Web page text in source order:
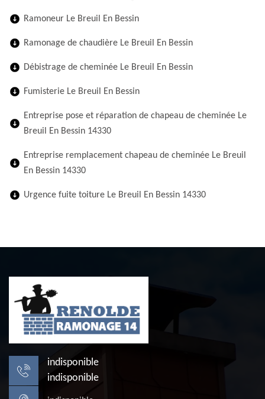
Ramoneur Le Breuil En Bessin
Ramonage de chaudière Le Breuil En Bessin
Débistrage de cheminée Le Breuil En Bessin
Fumisterie Le Breuil En Bessin
Entreprise pose et réparation de chapeau de cheminée Le
Breuil En Bessin 14330
Entreprise remplacement chapeau de cheminée Le Breuil
En Bessin 14330
Urgence fuite toiture Le Breuil En Bessin 14330
indisponible
indisponible